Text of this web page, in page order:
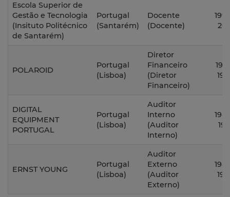
Escola Superior de
Gestão e Tecnologia
(Insituto Politécnico
de Santarém)
Portugal
(Santarém)
Docente
(Docente)
POLAROID
Portugal
(Lisboa)
Diretor
Financeiro
(Diretor
Financeiro)
DIGITAL
EQUIPMENT
PORTUGAL
Portugal
(Lisboa)
Auditor
Interno
(Auditor
Interno)
ERNST YOUNG
Portugal
(Lisboa)
Auditor
Externo
(Auditor
Externo)